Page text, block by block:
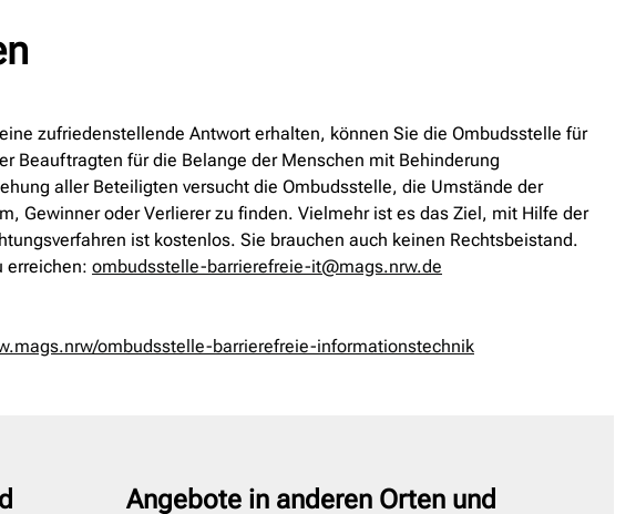
zufriedenstellende Antwort erhalten, können Sie die Ombudsstelle für
Beauftragten für die Belange der Menschen mit Behinderung
aller Beteiligten versucht die Ombudsstelle, die Umstände der
Gewinner oder Verlierer zu finden. Vielmehr ist es das Ziel, mit Hilfe der
ist kostenlos. Sie brauchen auch keinen Rechtsbeistand.
erreichen: ombudsstelle-barrierefreie-it@mags.nrw.de
ombudsstelle-barrierefreie-informationstechnik
Angebote in anderen Orten und